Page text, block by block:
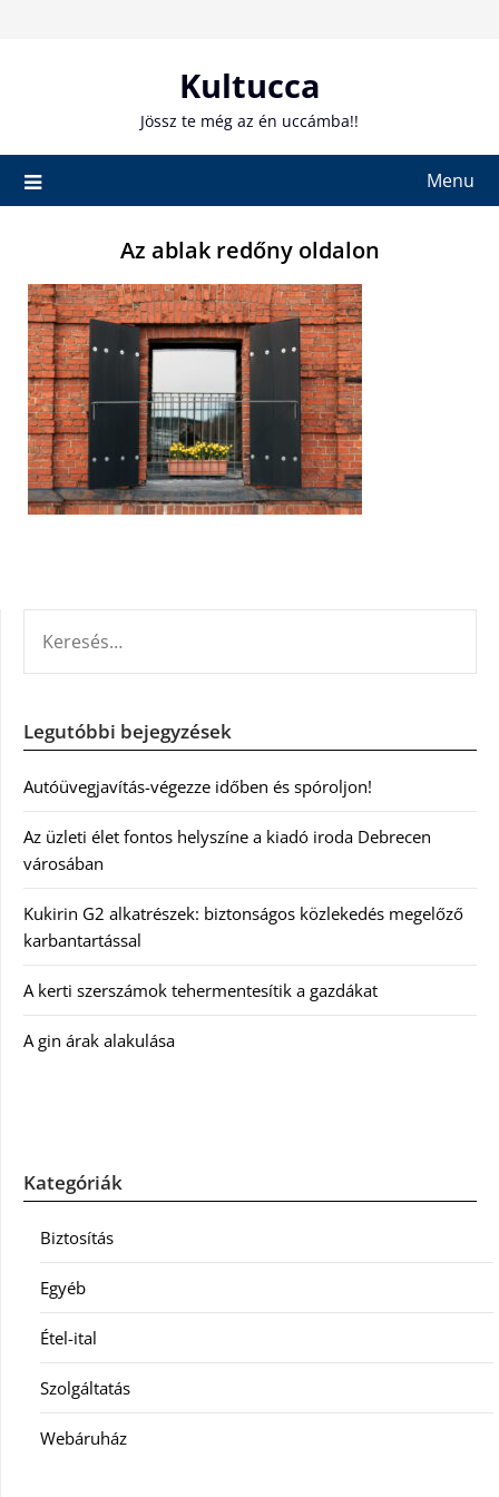
Kultucca
Jössz te még az én uccámba!!
Menu
Az ablak redőny oldalon
Legutóbbi bejegyzések
Autóüvegjavítás-végezze időben és spóroljon!
Az üzleti élet fontos helyszíne a kiadó iroda Debrecen
városában
Kukirin G2 alkatrészek: biztonságos közlekedés megelőző
karbantartással
A kerti szerszámok tehermentesítik a gazdákat
A gin árak alakulása
Kategóriák
Biztosítás
Egyéb
Étel-ital
Szolgáltatás
Webáruház